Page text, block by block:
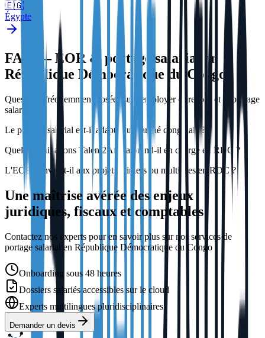
🇪🇬
Égypte
FAQ — EOR & portage salarial en
République Démocratique du Congo
Questions fréquemment posées sur l'employer of record et le portage
salarial.
Le portage salarial est-il adapté au marché congolais ?
Quelles obligations Talent2Africa prend-il en charge en RDC ?
L'EOR convient-il aux projets miniers ou multisites en RDC ?
Une maîtrise avérée des enjeux
juridiques, fiscaux et comptables
Contactez nos experts pour en savoir plus sur nos services de
portage salarial en République Démocratique du Congo
Onboarding sous 48 heures
Dossiers salariés accessibles sur le cloud
Experts multilingues pluridisciplinaires
Demander un devis